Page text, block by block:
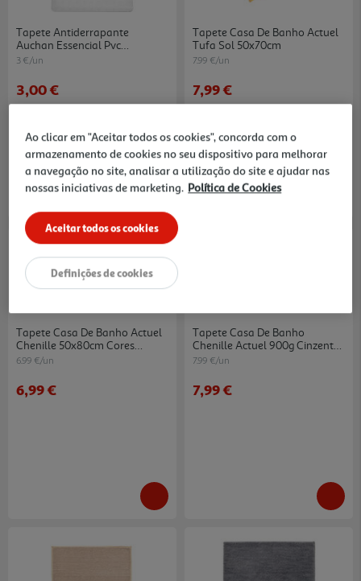
Tapete Antiderrapante
Auchan Essencial Pvc
Transparente 53x53cm
3 €/un
3,00 €
Tapete Casa De Banho Actuel
Tufa Sol 50x70cm
7.99 €/un
7,99 €
Tapete Casa De Banho Actuel
Chenille 50x80cm Cores
Sortidas
6.99 €/un
6,99 €
Tapete Casa De Banho
Chenille Actuel 900g Cinzento
50x70cm
7.99 €/un
7,99 €
Ao clicar em "Aceitar todos os cookies", concorda com o
armazenamento de cookies no seu dispositivo para melhorar
a navegação no site, analisar a utilização do site e ajudar nas
nossas iniciativas de marketing. Política de Cookies
Aceitar todos os cookies
Definições de cookies